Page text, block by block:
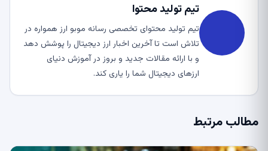
تیم تولید محتوا
تیم تولید محتوای تخصصی رسانه موبو ارز همواره در
تلاش است تا آخرین اخبار ارز دیجیتال را پوشش دهد
و با ارائه مقالات جدید و بروز در آموزش دنیای
ارزهای دیجیتال شما را یاری کند.
مطالب مرتبط